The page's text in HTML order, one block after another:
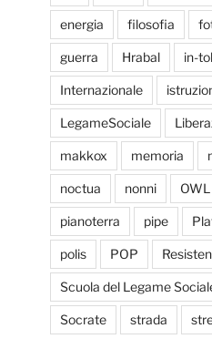
energia filosofia
guerra Hrabal in-
Internazionale
LegameSociale
makkox memoria
noctua nonni OWL
pianoterra pipe
polis POP
Scuola del Legame
Socrate strada